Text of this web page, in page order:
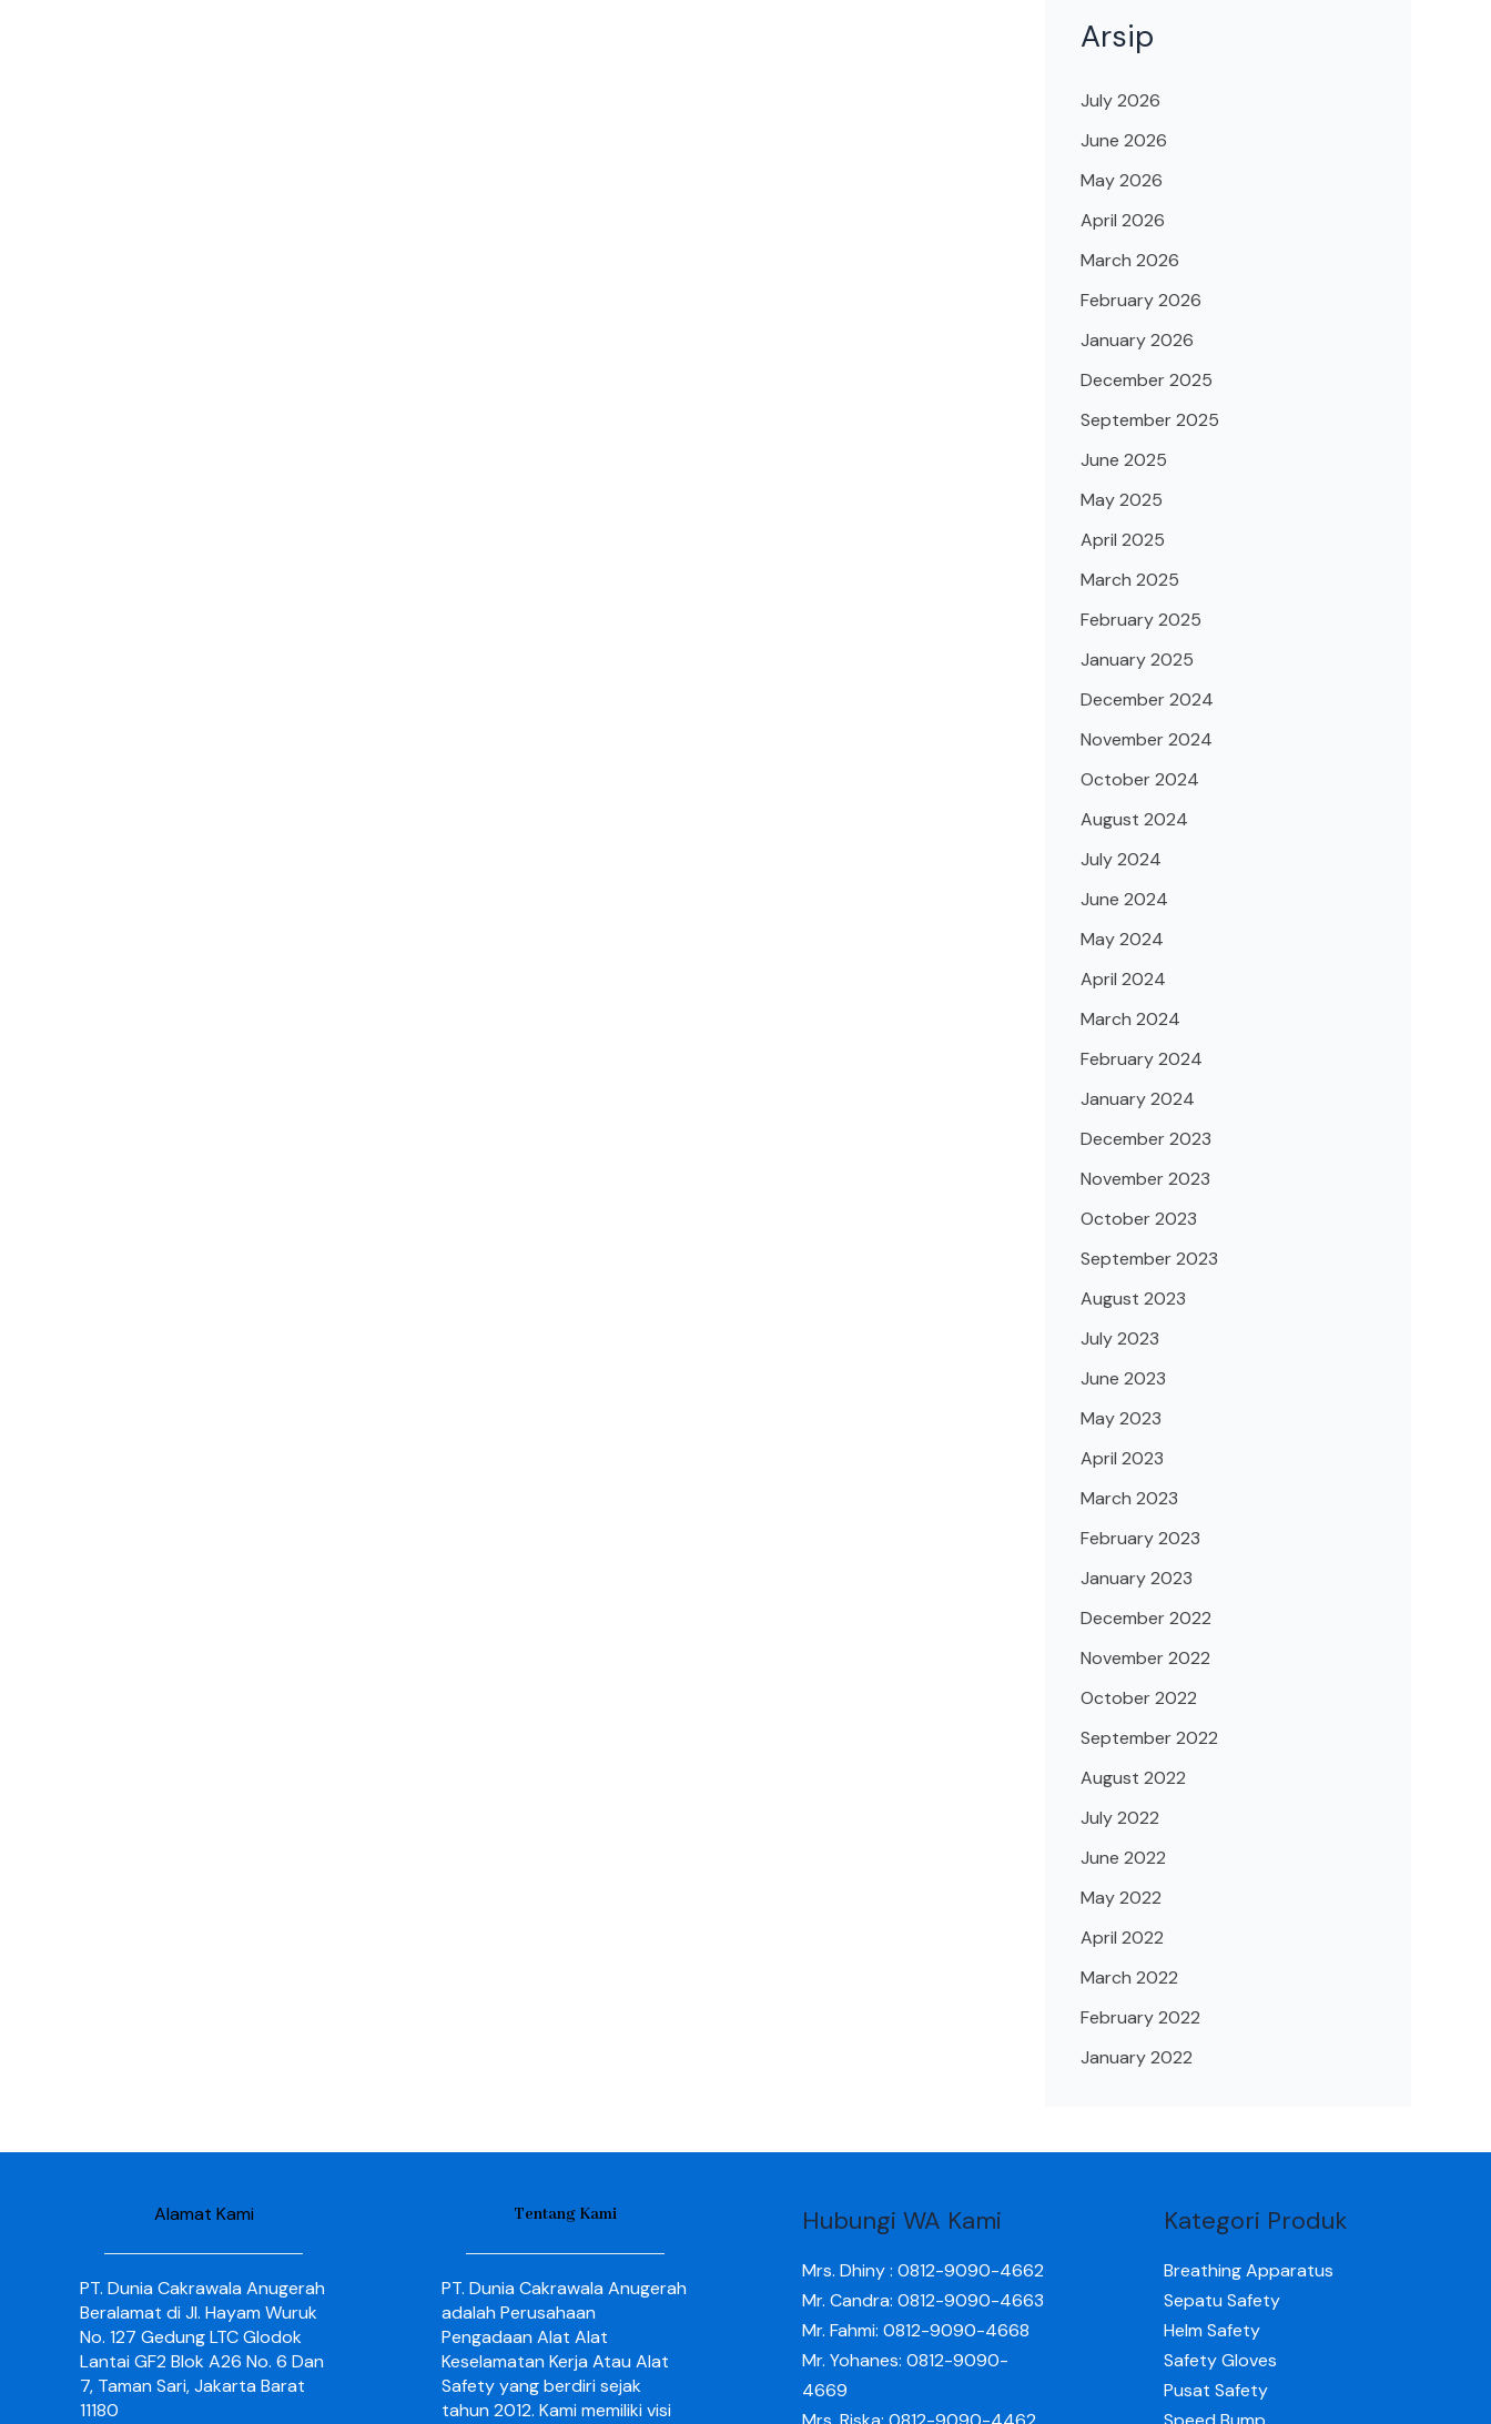
Arsip
July 2026
June 2026
May 2026
April 2026
March 2026
February 2026
January 2026
December 2025
September 2025
June 2025
May 2025
April 2025
March 2025
February 2025
January 2025
December 2024
November 2024
October 2024
August 2024
July 2024
June 2024
May 2024
April 2024
March 2024
February 2024
January 2024
December 2023
November 2023
October 2023
September 2023
August 2023
July 2023
June 2023
May 2023
April 2023
March 2023
February 2023
January 2023
December 2022
November 2022
October 2022
September 2022
August 2022
July 2022
June 2022
May 2022
April 2022
March 2022
February 2022
January 2022
Alamat Kami
PT. Dunia Cakrawala Anugerah
Beralamat di Jl. Hayam Wuruk
No. 127 Gedung LTC Glodok
Lantai GF2 Blok A26 No. 6 Dan
7, Taman Sari, Jakarta Barat
11180
Tentang Kami
PT. Dunia Cakrawala Anugerah
adalah Perusahaan
Pengadaan Alat Alat
Keselamatan Kerja Atau Alat
Safety yang berdiri sejak
tahun 2012. Kami memiliki visi
Hubungi WA Kami
Mrs. Dhiny : 0812-9090-4662
Mr. Candra: 0812-9090-4663
Mr. Fahmi: 0812-9090-4668
Mr. Yohanes: 0812-9090-
4669
Kategori Produk
Breathing Apparatus
Sepatu Safety
Helm Safety
Safety Gloves
Pusat Safety